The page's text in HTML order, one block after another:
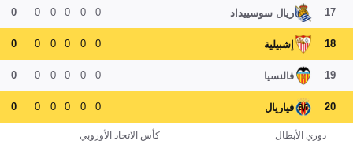
17 ريال سوسييداد 0
0
0
0
0
0
18 إشبيلية 0
0
0
0
0
0
19 فالنسيا 0
0
0
0
0
0
20 فياريال 0
0
0
0
0
0
دوري الأبطال كأس الاتحاد الأوروبي